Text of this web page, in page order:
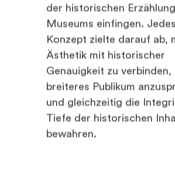
der historischen
Museums einfingen. Jedes
Konzept zielte darauf ab,
Ästhetik mit historischer
Genauigkeit zu verbinden,
breiteres Publikum
und gleichzeitig die
Tiefe der historischen
bewahren.